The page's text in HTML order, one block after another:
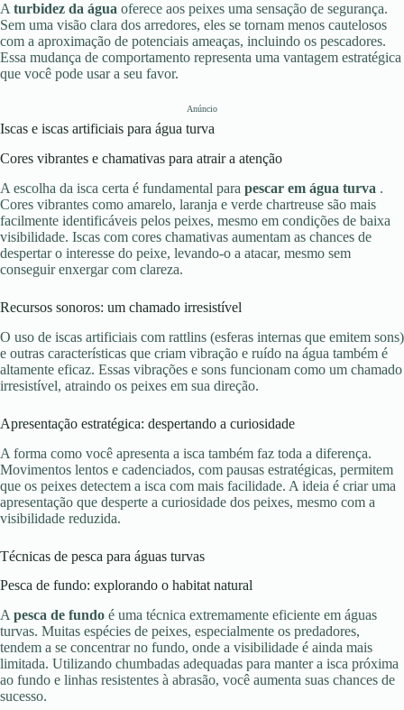
Aturbidez da água oferece aos peixes uma sensação de segurança.
Sem uma visão clara dos arredores, eles se tornam menos cautelosos
com a aproximação de potenciais ameaças, incluindo os pescadores.
Essa mudança de comportamento representa uma vantagem estratégica
que você pode usar a seu favor.
Anúncio
Iscas e iscas artificiais para água turva
Cores vibrantes e chamativas para atrair a atenção
A escolha da isca certa é fundamental para pescar em água turva .
Cores vibrantes como amarelo, laranja e verde chartreuse são mais
facilmente identificáveis pelos peixes, mesmo em condições de baixa
visibilidade. Iscas com cores chamativas aumentam as chances de
despertar o interesse do peixe, levando-o a atacar, mesmo sem
conseguir enxergar com clareza.
Recursos sonoros: um chamado irresistível
O uso de iscas artificiais com rattlins (esferas internas que emitem sons)
e outras características que criam vibração e ruído na água também é
altamente eficaz. Essas vibrações e sons funcionam como um chamado
irresistível, atraindo os peixes em sua direção.
Apresentação estratégica: despertando a curiosidade
A forma como você apresenta a isca também faz toda a diferença.
Movimentos lentos e cadenciados, com pausas estratégicas, permitem
que os peixes detectem a isca com mais facilidade. A ideia é criar uma
apresentação que desperte a curiosidade dos peixes, mesmo com a
visibilidade reduzida.
Técnicas de pesca para águas turvas
Pesca de fundo: explorando o habitat natural
A pesca de fundo é uma técnica extremamente eficiente em águas
turvas. Muitas espécies de peixes, especialmente os predadores,
tendem a se concentrar no fundo, onde a visibilidade é ainda mais
limitada. Utilizando chumbadas adequadas para manter a isca próxima
ao fundo e linhas resistentes à abrasão, você aumenta suas chances de
sucesso.